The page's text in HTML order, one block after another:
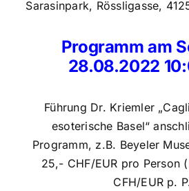
Sarasinpark, Rössligasse,
Programm am
28.08.2022
Führung Dr. Kriemler
esoterische Basel“
Programm, z.B. Beyeler
25,- CHF/EUR pro Person
CFH/EUR p.